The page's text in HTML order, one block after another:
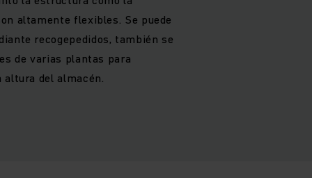
altamente flexibles. Se puede
recogepedidos, también se
de varias plantas para
del almacén.